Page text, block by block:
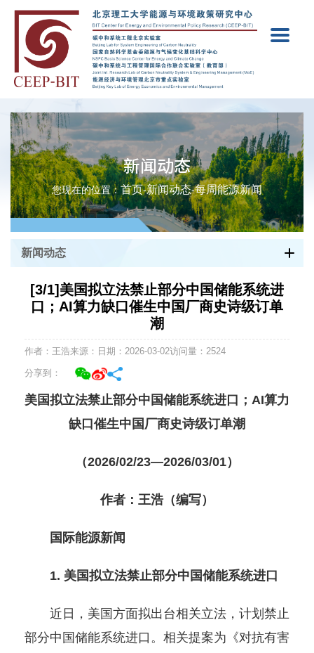
新闻动态
您现在的位置：首页-新闻动态-每周能源新闻
新闻动态
[3/1]美国拟立法禁止部分中国储能系统进
口；AI算力缺口催生中国厂商史诗级订单
潮
作者：王浩来源： 日期：2026-03-02访问量： 2524
分享到：
美国拟立法禁止部分中国储能系统进口；AI算力
缺口催生中国厂商史诗级订单潮
（2026/02/23—2026/03/01）
作者：王浩（编写）
国际能源新闻
1. 美国拟立法禁止部分中国储能系统进口
近日，美国方面拟出台相关立法，计划禁止
部分中国储能系统进口。相关提案为《对抗有害